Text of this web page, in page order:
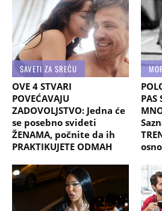
SAVETI ZA SREĆU
OVE 4 STVARI
POVEĆAVAJU
ZADOVOLJSTVO: Jedna će
se posebno svideti
ŽENAMA, počnite da ih
PRAKTIKUJETE ODMAH
PAS